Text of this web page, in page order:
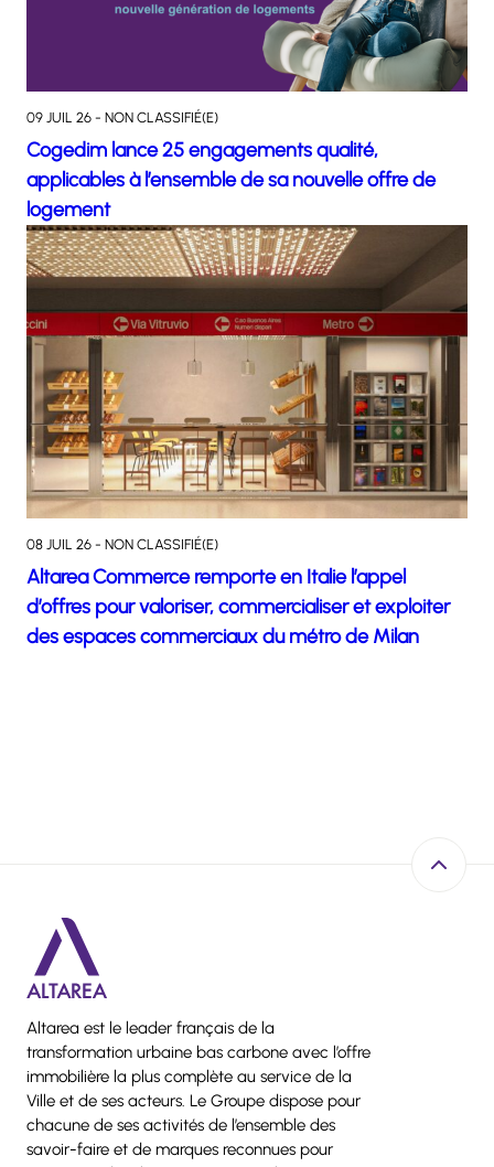
09 JUIL 26 - NON CLASSIFIÉ(E)
Cogedim lance 25 engagements qualité,
applicables à l’ensemble de sa nouvelle offre de
logement
08 JUIL 26 - NON CLASSIFIÉ(E)
Altarea Commerce remporte en Italie l’appel
d’offres pour valoriser, commercialiser et exploiter
des espaces commerciaux du métro de Milan
Altarea est le leader français de la
transformation urbaine bas carbone avec l’offre
immobilière la plus complète au service de la
Ville et de ses acteurs. Le Groupe dispose pour
chacune de ses activités de l’ensemble des
savoir-faire et de marques reconnues pour
Retour